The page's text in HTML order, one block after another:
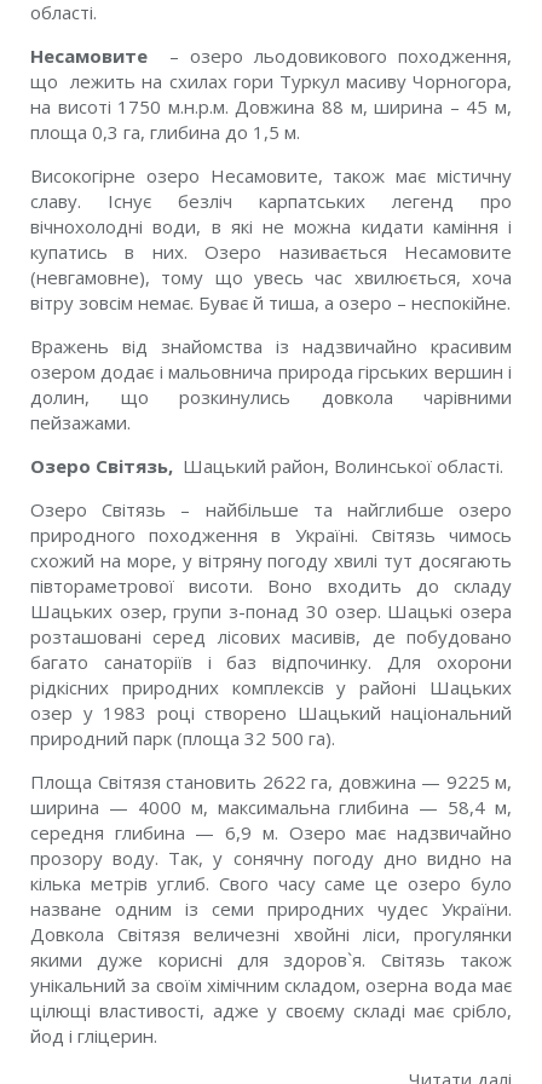
області.
Несамовите – озеро льодовикового походження,
що лежить на схилах гори Туркул масиву Чорногора,
на висоті 1750 м.н.р.м. Довжина 88 м, ширина – 45 м,
площа 0,3 га, глибина до 1,5 м.
Високогірне озеро Несамовите, також має містичну
славу. Існує безліч карпатських легенд про
вічнохолодні води, в які не можна кидати каміння і
купатись в них. Озеро називається Несамовите
(невгамовне), тому що увесь час хвилюється, хоча
вітру зовсім немає. Буває й тиша, а озеро – неспокійне.
Вражень від знайомства із надзвичайно красивим
озером додає і мальовнича природа гірських вершин і
долин, що розкинулись довкола чарівними
пейзажами.
Озеро Світязь, Шацький район, Волинської області.
Озеро Світязь – найбільше та найглибше озеро
природного походження в Україні. Світязь чимось
схожий на море, у вітряну погоду хвилі тут досягають
півтораметрової висоти. Воно входить до складу
Шацьких озер, групи з-понад 30 озер. Шацькі озера
розташовані серед лісових масивів, де побудовано
багато санаторіїв і баз відпочинку. Для охорони
рідкісних природних комплексів у районі Шацьких
озер у 1983 році створено Шацький національний
природний парк (площа 32 500 га).
Площа Світязя становить 2622 га, довжина — 9225 м,
ширина — 4000 м, максимальна глибина — 58,4 м,
середня глибина — 6,9 м. Озеро має надзвичайно
прозору воду. Так, у сонячну погоду дно видно на
кілька метрів углиб. Свого часу саме це озеро було
назване одним із семи природних чудес України.
Довкола Світязя величезні хвойні ліси, прогулянки
якими дуже корисні для здоров`я. Світязь також
унікальний за своїм хімічним складом, озерна вода має
цілющі властивості, адже у своєму складі має срібло,
йод і гліцерин.